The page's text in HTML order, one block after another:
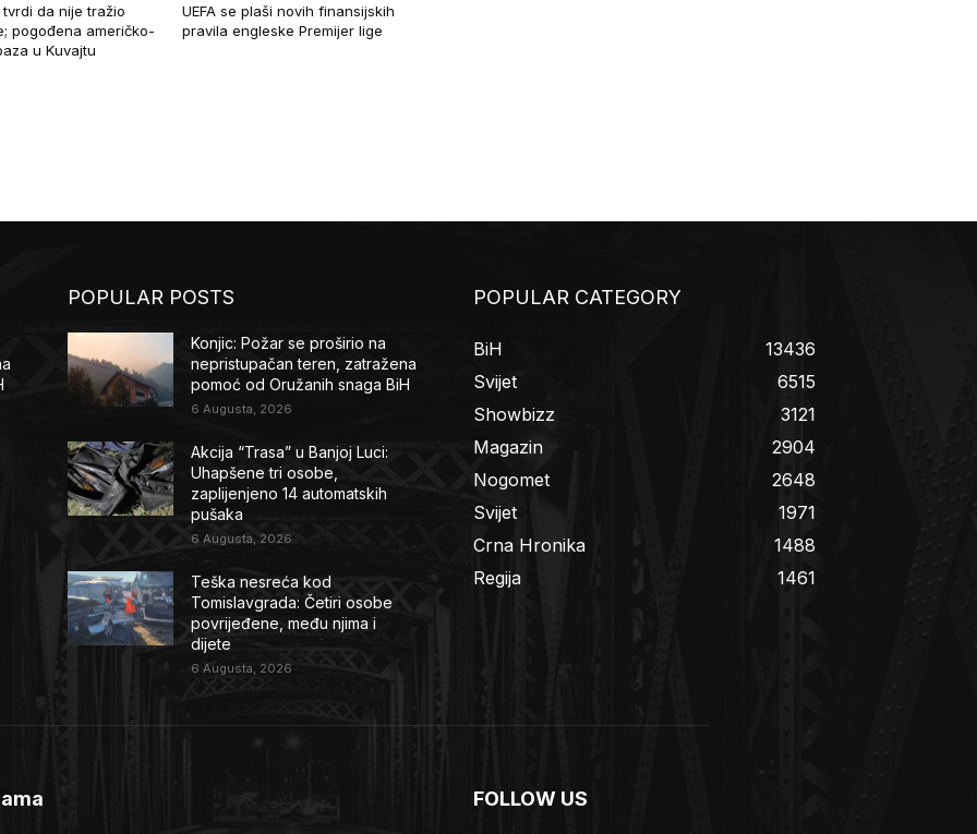
tvrdi da nije tražio
pogođena američko-
u Kuvajtu
UEFA se plaši novih finansijskih
pravila engleske Premijer lige
POPULAR POSTS
Konjic: Požar se proširio na
nepristupačan teren, zatražena
pomoć od Oružanih snaga BiH
6 Augusta, 2026
Akcija “Trasa” u Banjoj Luci:
Uhapšene tri osobe,
zaplijenjeno 14 automatskih
pušaka
6 Augusta, 2026
Teška nesreća kod
Tomislavgrada: Četiri osobe
povrijeđene, među njima i
dijete
6 Augusta, 2026
POPULAR CATEGORY
BiH
13436
Svijet
6515
Showbizz
3121
Magazin
2904
Nogomet
2648
Svijet
1971
Crna Hronika
1488
Regija
1461
FOLLOW US